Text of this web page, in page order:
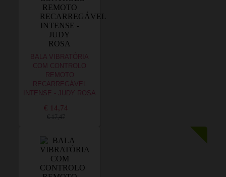
BALA VIBRATÓRIA
COM CONTROLO
REMOTO
RECARREGÁVEL
INTENSE - JUDY ROSA
€ 14,74
€ 17,47